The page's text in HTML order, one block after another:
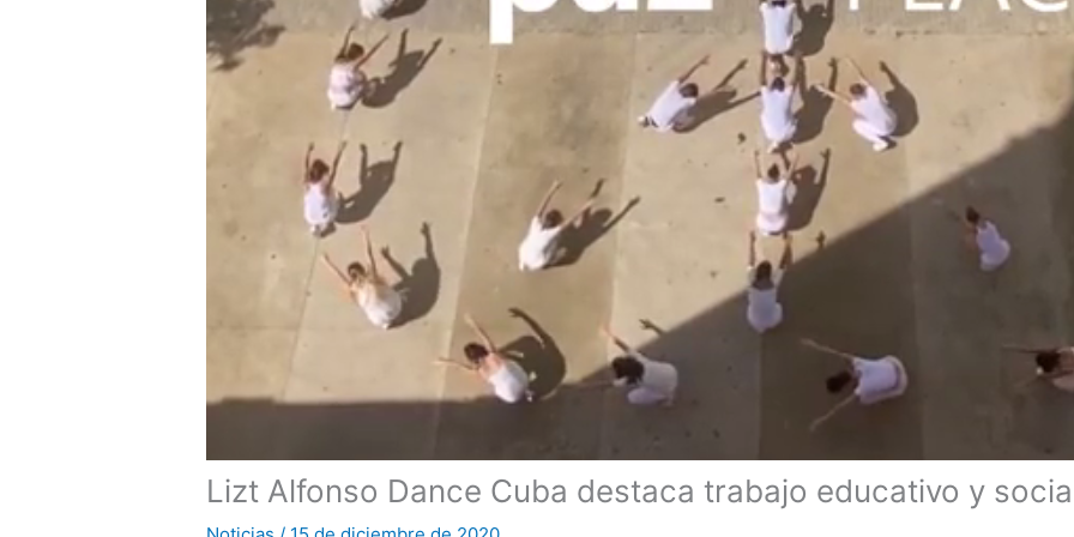
Lizt Alfonso Dance Cuba destaca trabajo educativo y